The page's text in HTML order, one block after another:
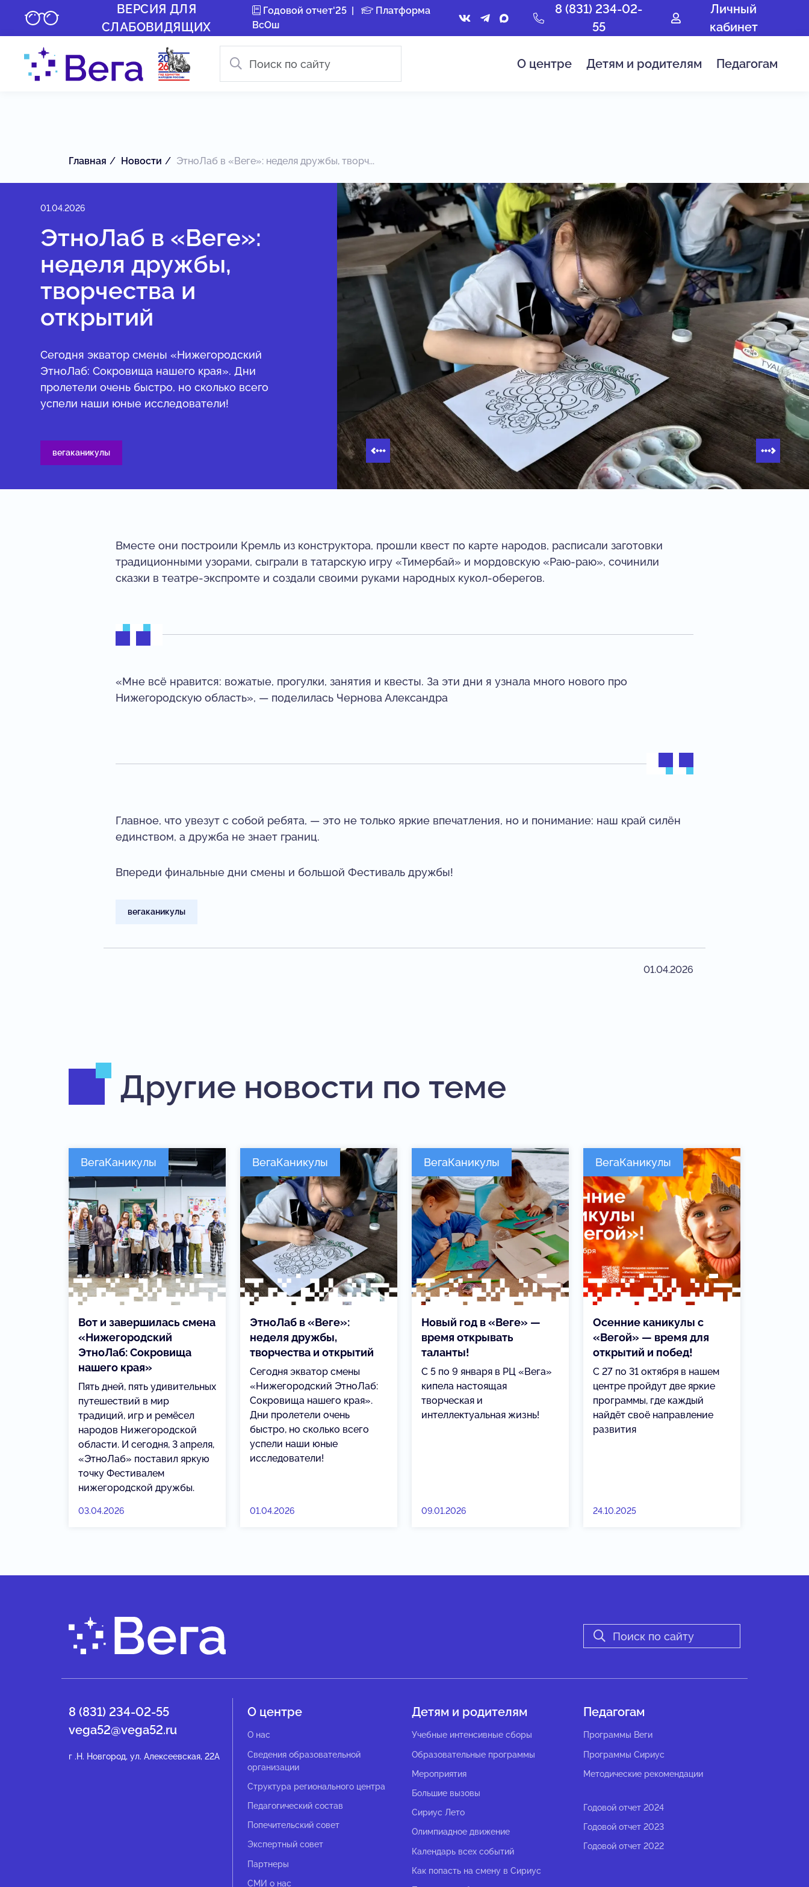
ВЕРСИЯ ДЛЯ
СЛАБОВИДЯЩИХ
Годовой отчет'25|
Платформа
ВсОш
8 (831) 234-02-
55
Личный
кабинет
О центре Детям и родителям Педагогам
Главная Новости ЭтноЛаб в «Веге»: неделя дружбы, творч...
01.04.2026
ЭтноЛаб в «Веге»:
неделя дружбы,
творчества и
открытий
Сегодня экватор смены «Нижегородский
ЭтноЛаб: Сокровища нашего края». Дни
пролетели очень быстро, но сколько всего
успели наши юные исследователи!
вегаканикулы
Вместе они построили Кремль из конструктора, прошли квест по карте народов, расписали заготовки
традиционными узорами, сыграли в татарскую игру «Тимербай» и мордовскую «Раю-раю», сочинили
сказки в театре-экспромте и создали своими руками народных кукол-оберегов.
«Мне всё нравится: вожатые, прогулки, занятия и квесты. За эти дни я узнала много нового про
Нижегородскую область», — поделилась Чернова Александра
Главное, что увезут с собой ребята, — это не только яркие впечатления, но и понимание: наш край силён
единством, а дружба не знает границ.
Впереди финальные дни смены и большой Фестиваль дружбы!
вегаканикулы
01.04.2026
Другие новости по теме
ВегаКаникулы
Вот и завершилась смена
«Нижегородский
ЭтноЛаб: Сокровища
нашего края»
Пять дней, пять удивительных
путешествий в мир
традиций, игр и ремёсел
народов Нижегородской
области. И сегодня, 3 апреля,
«ЭтноЛаб» поставил яркую
точку Фестивалем
нижегородской дружбы.
03.04.2026
ВегаКаникулы
ЭтноЛаб в «Веге»:
неделя дружбы,
творчества и открытий
Сегодня экватор смены
«Нижегородский ЭтноЛаб:
Сокровища нашего края».
Дни пролетели очень
быстро, но сколько всего
успели наши юные
исследователи!
01.04.2026
ВегаКаникулы
Новый год в «Веге» —
время открывать
таланты!
С 5 по 9 января в РЦ «Вега»
кипела настоящая
творческая и
интеллектуальная жизнь!
09.01.2026
ВегаКаникулы
Осенние каникулы с
«Вегой» — время для
открытий и побед!
С 27 по 31 октября в нашем
центре пройдут две яркие
программы, где каждый
найдёт своё направление
развития
24.10.2025
8 (831) 234-02-55
vega52@vega52.ru
г .Н. Новгород, ул. Алексеевская, 22А
О центре
О нас
Сведения образовательной
организации
Структура регионального центра
Педагогический состав
Попечительский совет
Экспертный совет
Партнеры
СМИ о нас
Детям и родителям
Учебные интенсивные сборы
Образовательные программы
Мероприятия
Большие вызовы
Сириус Лето
Олимпиадное движение
Календарь всех событий
Как попасть на смену в Сириус
Педагогам
Программы Веги
Программы Сириус
Методические рекомендации
Годовой отчет 2024
Годовой отчет 2023
Годовой отчет 2022